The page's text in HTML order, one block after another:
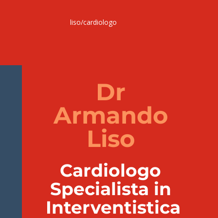
liso/cardiologo
Dr
Armando
Liso
Cardiologo
Specialista in
Interventistica